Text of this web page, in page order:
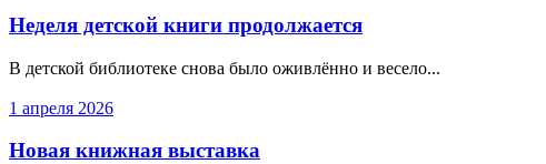
Неделя детской книги продолжается
В детской библиотеке снова было оживлённо и весело...
1 апреля 2026
Новая книжная выставка